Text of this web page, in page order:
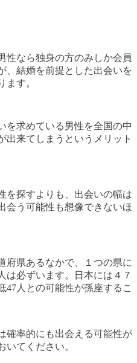
性なら独身の方のみしか会員
、結婚を前提とした出会いを
ます。
を求めている男性を全国の中
出来てしまうというメリット
を探すよりも、出会いの幅は
会う可能性も想像できないほ
府県あるなかで、１つの県に
は必ずいます。日本には４７
47人との可能性が孫座するこ
確率的にも出会える可能性が
いてください。